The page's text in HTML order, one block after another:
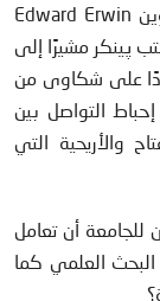
رسالة كتبها في شهر يونيو للبرفسور إدوارد إروين Edward Erwin
پينكر مشيرًا إلى
ردًا على شكاوى من
التواصل بين
والأريحية التي
للجامعة أن تعامل
البحث العلمي كما